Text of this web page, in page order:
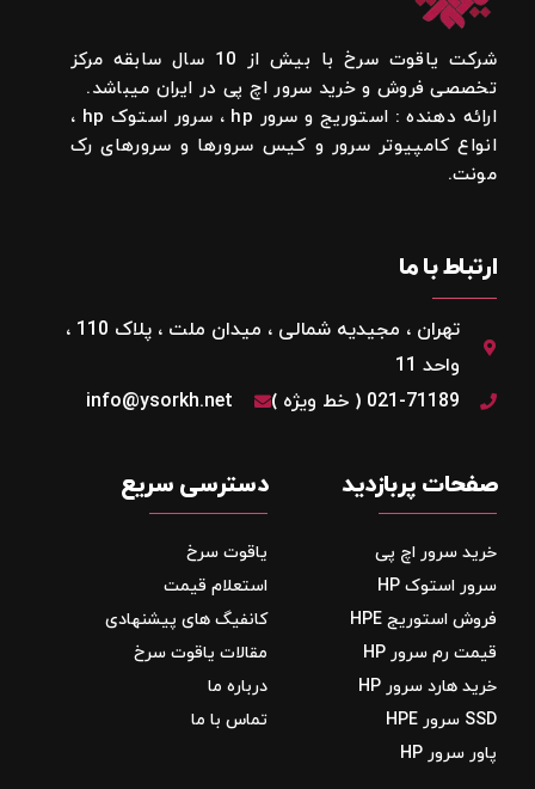
شرکت یاقوت سرخ با بیش از 10 سال سابقه مرکز
تخصصی فروش و خرید سرور اچ پی در ایران میباشد.
ارائه دهنده : استوریج و سرور hp ، سرور استوک hp ،
انواع کامپیوتر سرور و کیس سرورها و سرورهای رک
مونت.
ارتباط با ما
تهران ، مجیدیه شمالی ، میدان ملت ، پلاک 110 ،
واحد 11
021-71189 ( خط ویژه )
info@ysorkh.net
صفحات پربازدید
خرید سرور اچ پی
سرور استوک HP
فروش استوریج‌ HPE
قیمت رم سرور HP
خرید هارد سرور HP
SSD سرور HPE
پاور سرور HP
دسترسی سریع
یاقوت سرخ
استعلام قیمت
کانفیگ های پیشنهادی
مقالات یاقوت سرخ
درباره ما
تماس با ما